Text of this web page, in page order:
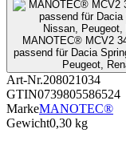
MANOTEC® MCV2
passend für Dacia
Peugeot,
Art-Nr.208021034
GTIN0739805586524
MarkeMANOTEC®
Gewicht0,30 kg